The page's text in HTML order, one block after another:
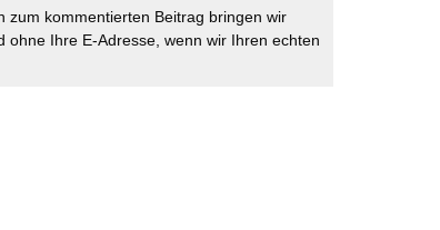
zum kommentierten Beitrag bringen wir
Ihre E-Adresse, wenn wir Ihren echten